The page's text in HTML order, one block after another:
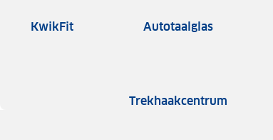
KwikFit Autotaalglas
Trekhaakcentrum